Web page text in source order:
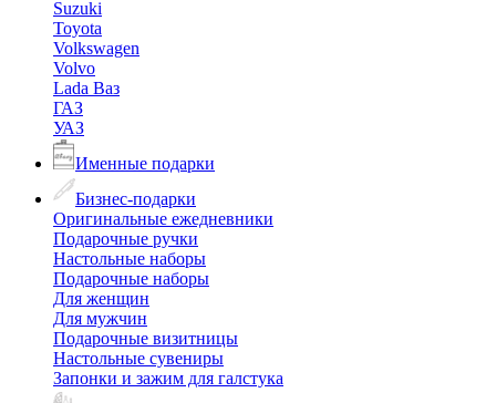
Suzuki
Toyota
Volkswagen
Volvo
Lada Ваз
ГАЗ
УАЗ
Именные подарки
Бизнес-подарки
Оригинальные ежедневники
Подарочные ручки
Настольные наборы
Подарочные наборы
Для женщин
Для мужчин
Подарочные визитницы
Настольные сувениры
Запонки и зажим для галстука